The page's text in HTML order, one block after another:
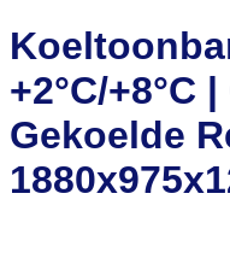
+2°C/+8°C
Gekoelde